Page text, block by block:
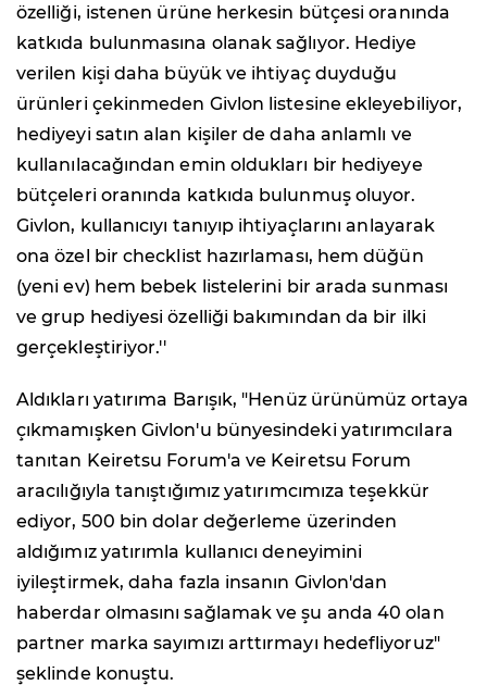
özelliği, istenen ürüne herkesin bütçesi oranında
katkıda bulunmasına olanak sağlıyor. Hediye
verilen kişi daha büyük ve ihtiyaç duyduğu
ürünleri çekinmeden Givlon listesine ekleyebiliyor,
hediyeyi satın alan kişiler de daha anlamlı ve
kullanılacağından emin oldukları bir hediyeye
bütçeleri oranında katkıda bulunmuş oluyor.
Givlon, kullanıcıyı tanıyıp ihtiyaçlarını anlayarak
ona özel bir checklist hazırlaması, hem düğün
(yeni ev) hem bebek listelerini bir arada sunması
ve grup hediyesi özelliği bakımından da bir ilki
gerçekleştiriyor.''
Aldıkları yatırıma Barışık, "Henüz ürünümüz ortaya
çıkmamışken Givlon'u bünyesindeki yatırımcılara
tanıtan Keiretsu Forum'a ve Keiretsu Forum
aracılığıyla tanıştığımız yatırımcımıza teşekkür
ediyor, 500 bin dolar değerleme üzerinden
aldığımız yatırımla kullanıcı deneyimini
iyileştirmek, daha fazla insanın Givlon'dan
haberdar olmasını sağlamak ve şu anda 40 olan
partner marka sayımızı arttırmayı hedefliyoruz"
şeklinde konuştu.